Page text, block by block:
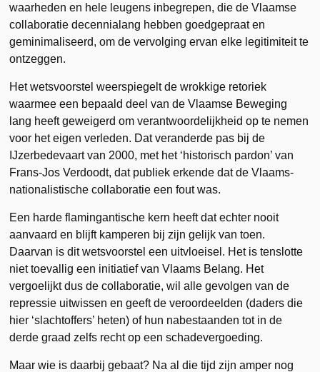
waarheden en hele leugens inbegrepen, die de Vlaamse
collaboratie decennialang hebben goedgepraat en
geminimaliseerd, om de vervolging ervan elke legitimiteit te
ontzeggen.
Het wetsvoorstel weerspiegelt de wrokkige retoriek
waarmee een bepaald deel van de Vlaamse Beweging
lang heeft geweigerd om verantwoordelijkheid op te nemen
voor het eigen verleden. Dat veranderde pas bij de
IJzerbedevaart van 2000, met het ‘historisch pardon’ van
Frans-Jos Verdoodt, dat publiek erkende dat de Vlaams-
nationalistische collaboratie een fout was.
Een harde flamingantische kern heeft dat echter nooit
aanvaard en blijft kamperen bij zijn gelijk van toen.
Daarvan is dit wetsvoorstel een uitvloeisel. Het is tenslotte
niet toevallig een initiatief van Vlaams Belang. Het
vergoelijkt dus de collaboratie, wil alle gevolgen van de
repressie uitwissen en geeft de veroordeelden (daders die
hier ‘slachtoffers’ heten) of hun nabestaanden tot in de
derde graad zelfs recht op een schadevergoeding.
Maar wie is daarbij gebaat? Na al die tijd zijn amper nog